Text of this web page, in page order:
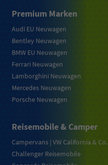
Premium Marken
Audi EU Neuwagen
Bentley Neuwagen
BMW EU Neuwagen
Ferrari Neuwagen
Lamborghini Neuwagen
Mercedes Neuwagen
Porsche Neuwagen
Reisemobile & Camper
Campervans | VW California & Co.
Challenger Reisemobile